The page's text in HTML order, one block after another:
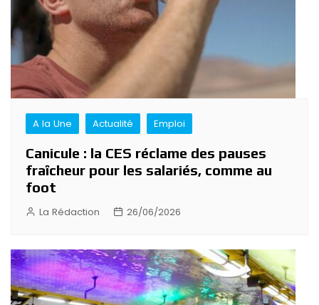
A la Une Actualité Emploi
Canicule : la CES réclame des pauses
fraîcheur pour les salariés, comme au
foot
La Rédaction 26/06/2026